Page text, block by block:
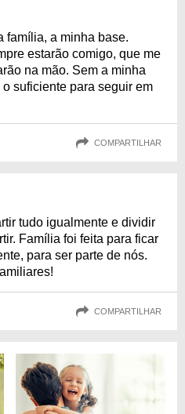
família, a minha base.
estarão comigo, que me
na mão. Sem a minha
suficiente para seguir em
COMPARTILHAR
tudo igualmente e dividir
Família foi feita para ficar
para ser parte de nós.
COMPARTILHAR